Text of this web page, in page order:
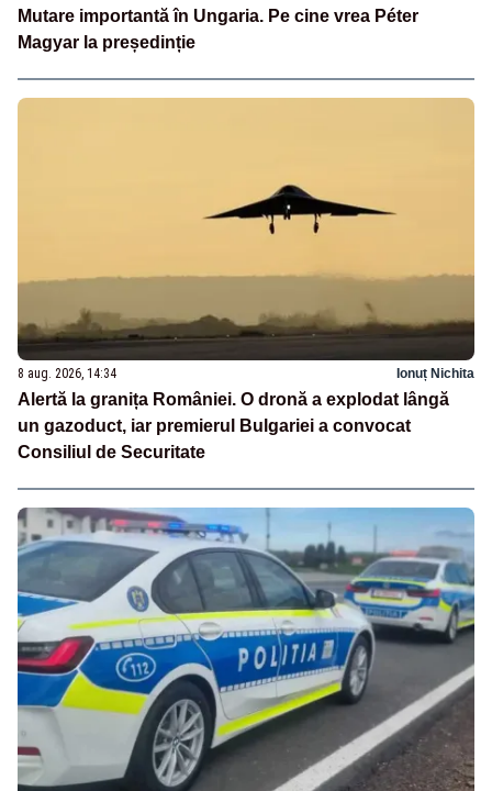
Mutare importantă în Ungaria. Pe cine vrea Péter
Magyar la președinție
8 aug. 2026, 14:34 Ionuț Nichita
Alertă la granița României. O dronă a explodat lângă
un gazoduct, iar premierul Bulgariei a convocat
Consiliul de Securitate